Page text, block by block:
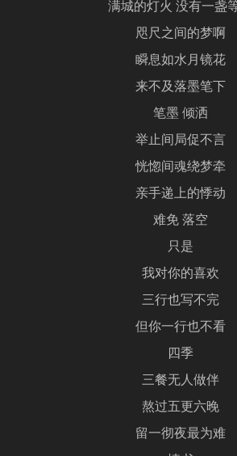
满城的灯火 没有一盏
咫尺之间的梦啊
瞬息如水月镜花
来不及落墨笔下
笔墨 倾洒
举止间局促不言
恍惚间魂绕梦牵
亲手递上的悸动
难免 落空
只是
我对你的喜欢
三行也写不完
但你一行也不看
四季
三餐无人做伴
熬过五更六晚
留一彻夜最为难